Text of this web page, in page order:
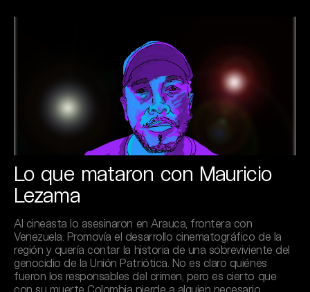
Lo que mataron con Mauricio
Lezama
Al cineasta lo asesinaron en Arauca, frontera con
Venezuela. Promovía el desarrollo cinematográfico de la
región y quería contar la historia de una sobreviviente del
genocidio de la Unión Patriótica. No es claro quiénes
fueron los responsables del crimen, pero es cierto que
con su muerte Colombia pierde a alguien necesario.